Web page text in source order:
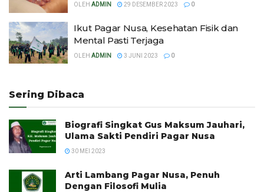
OLEH ADMIN 29 DESEMBER 2023 0
Ikut Pagar Nusa, Kesehatan Fisik dan
Mental Pasti Terjaga
OLEH ADMIN 3 JUNI 2023 0
Sering Dibaca
Biografi Singkat Gus Maksum Jauhari,
Ulama Sakti Pendiri Pagar Nusa
30 MEI 2023
Arti Lambang Pagar Nusa, Penuh
Dengan Filosofi Mulia